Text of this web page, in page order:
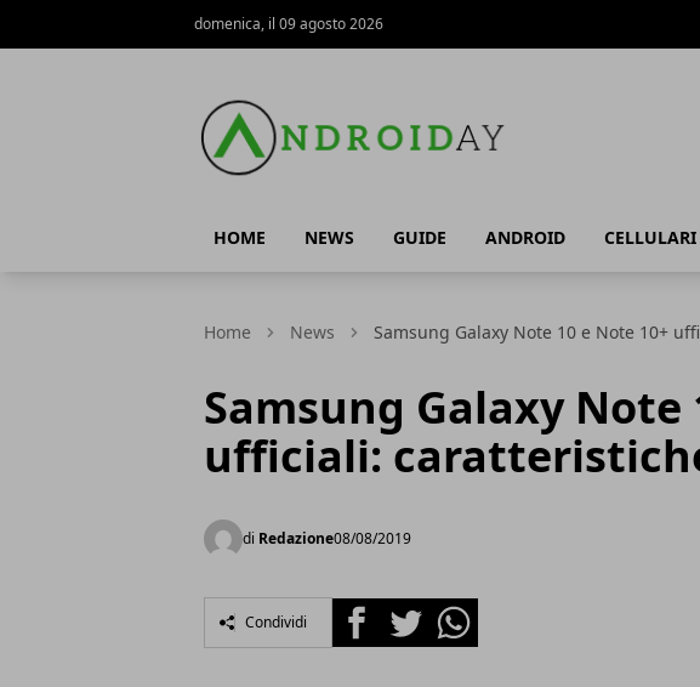
domenica, il 09 agosto 2026
HOME NEWS GUIDE ANDROID
Home News Samsung Galaxy Note 10 e Note 10+
Samsung Galaxy Note
ufficiali:
di Redazione08/08/2019
Condividi FacebookTwitterWhatsapp